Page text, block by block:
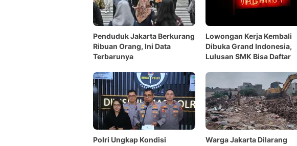
Penduduk Jakarta Berkurang
Ribuan Orang, Ini Data
Terbarunya
Lowongan Kerja Kembali
Dibuka Grand Indonesia,
Lulusan SMK Bisa Daftar
Polri Ungkap Kondisi
Warga Jakarta Dilarang